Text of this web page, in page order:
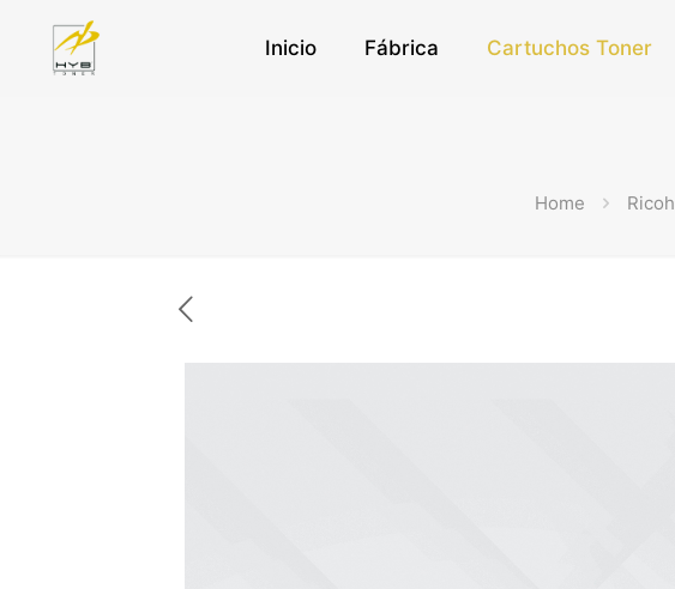
Inicio Fábrica Cartuchos Toner
Home Ricoh